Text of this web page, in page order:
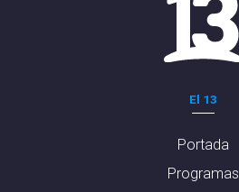
El 13
Portada
Programas